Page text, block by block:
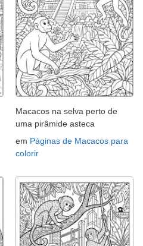
Macacos na selva perto de
uma pirâmide asteca
em Páginas de Macacos para
colorir